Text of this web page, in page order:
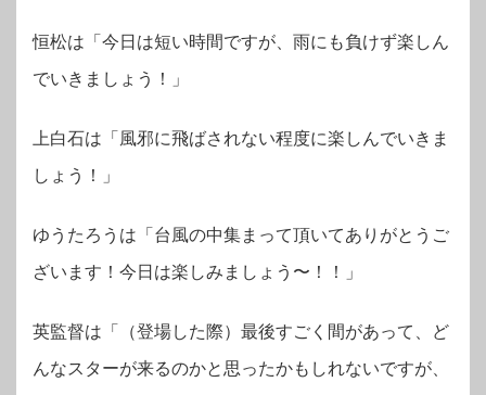
恒松は「今日は短い時間ですが、雨にも負けず楽しん
でいきましょう！」
上白石は「風邪に飛ばされない程度に楽しんでいきま
しょう！」
ゆうたろうは「台風の中集まって頂いてありがとうご
ざいます！今日は楽しみましょう〜！！」
英監督は「（登場した際）最後すごく間があって、ど
んなスターが来るのかと思ったかもしれないですが、